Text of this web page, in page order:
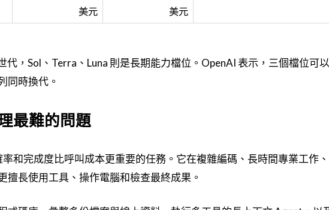
美元
美元
代，Sol、Terra、Luna 則是長期能力檔位。OpenAI 表示，三個檔位可
同時換代。
最難的問題
和完成度比呼叫成本更重要的任務。它在複雜編碼、長時間專業工作
擅長使用工具、操作電腦和檢查最終成果。